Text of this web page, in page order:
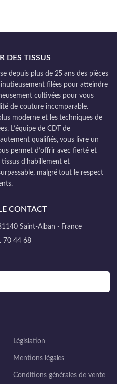
DES TISSUS
depuis plus de 25 ans des pièces
filées pour atteindre
cultivées pour vous
de couture incomparable.
moderne et les techniques de
L’équipe de CDT de
qualifiés, vous livre un
permet d’offrir avec fierté et
d’habillement et
malgré tout le respect
CONTACT
Saint-Alban - France
70 44 68
Législation
Mentions légales
Conditions générales de vente